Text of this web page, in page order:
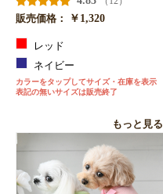
販売価格：
￥1,320
レッド
ネイビー
カラーをタップしてサイズ・在庫を表示
表記の無いサイズは販売終了
もっと見る